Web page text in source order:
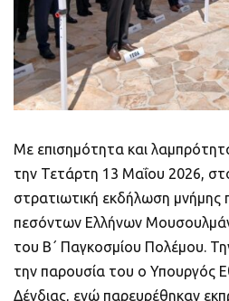
Με επισημότητα και
την Τετάρτη 13 Μαΐου 2026,
στρατιωτική εκδήλωση μνήμης
πεσόντων Ελλήνων
του Β΄ Παγκοσμίου Πολέμου.
την παρουσία του ο Υπουργός
Δένδιας, ενώ παρευρέθηκαν